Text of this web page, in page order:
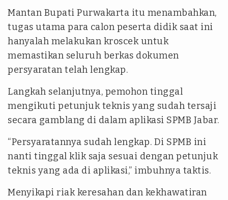
Mantan Bupati Purwakarta itu menambahkan,
tugas utama para calon peserta didik saat ini
hanyalah melakukan kroscek untuk
memastikan seluruh berkas dokumen
persyaratan telah lengkap.
Langkah selanjutnya, pemohon tinggal
mengikuti petunjuk teknis yang sudah tersaji
secara gamblang di dalam aplikasi SPMB Jabar.
“Persyaratannya sudah lengkap. Di SPMB ini
nanti tinggal klik saja sesuai dengan petunjuk
teknis yang ada di aplikasi,” imbuhnya taktis.
Menyikapi riak keresahan dan kekhawatiran